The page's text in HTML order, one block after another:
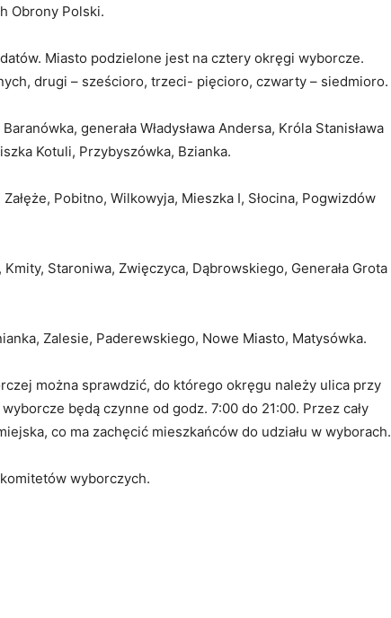
Obrony Polski.
Miasto podzielone jest na cztery okręgi wyborcze.
drugi – sześcioro, trzeci- pięcioro, czwarty – siedmioro.
generała Władysława Andersa, Króla Stanisława
Kotuli, Przybyszówka, Bzianka.
Pobitno, Wilkowyja, Mieszka I, Słocina, Pogwizdów
Staroniwa, Zwięczyca, Dąbrowskiego, Generała Grota
Zalesie, Paderewskiego, Nowe Miasto, Matysówka.
można sprawdzić, do którego okręgu należy ulica przy
będą czynne od godz. 7:00 do 21:00. Przez cały
co ma zachęcić mieszkańców do udziału w wyborach.
wyborczych.